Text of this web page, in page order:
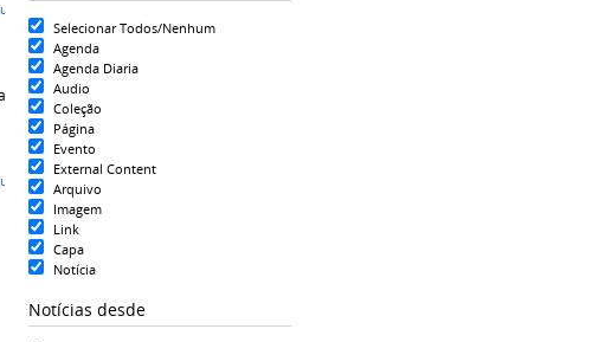
Selecionar Todos/Nenhum
Agenda
Agenda Diaria
Audio
Coleção
Página
Evento
External Content
Arquivo
Imagem
Link
Capa
Notícia
Notícias desde